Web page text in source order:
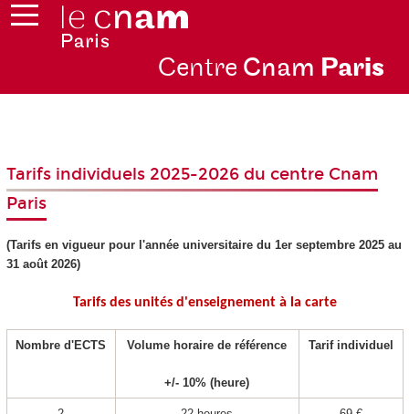
Centre Cnam Paris
Tarifs individuels 2025-2026 du centre Cnam
Paris
(Tarifs en vigueur pour l'année universitaire du 1er septembre 2025 au
31 août 2026)
Tarifs des unités d'enseignementà la carte
Nombre d'ECTS Volume horaire de référence
+/‐ 10% (heure)
Tarif individuel